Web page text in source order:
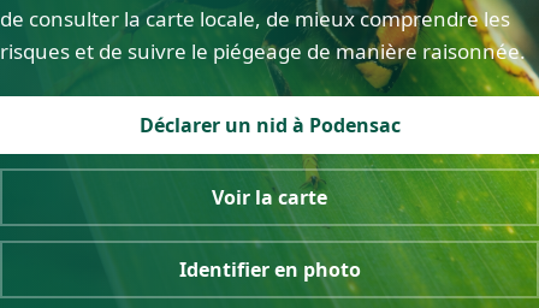
de consulter la carte locale, de mieux comprendre les
risques et de suivre le piégeage de manière raisonnée.
Déclarer un nid à Podensac
Voir la carte
Identifier en photo